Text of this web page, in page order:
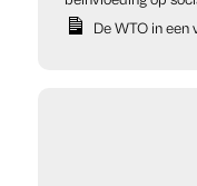
De WTO in